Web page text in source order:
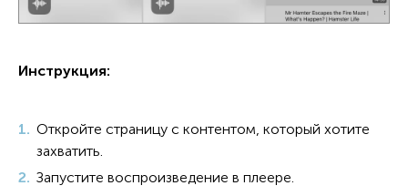
Инструкция:
Откройте страницу с контентом, который хотите
захватить.
Запустите воспроизведение в плеере.